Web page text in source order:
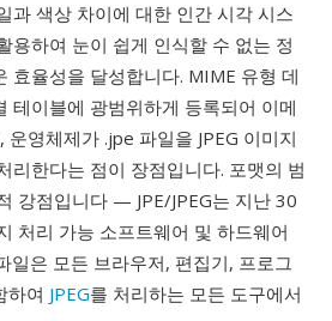
과 색상 차이에 대한 인간 시각 시스
용하여 눈이 쉽게 인식할 수 없는 정
효율성을 달성합니다. MIME 유형 데
테이블에 광범위하게 등록되어 이메
영체제가 .jpe 파일을 JPEG 이미지
리한다는 점이 장점입니다. 포맷의 범
강점입니다 — JPE/JPEG는 지난 30
처리 가능 소프트웨어 및 하드웨어
일은 모든 브라우저, 편집기, 프로그
하여 JPEG를 처리하는 모든 도구에서